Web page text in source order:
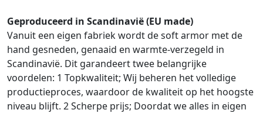
Geproduceerd in Scandinavië (EU made)
Vanuit een eigen fabriek wordt de soft armor met de
hand gesneden, genaaid en warmte-verzegeld in
Scandinavië. Dit garandeert twee belangrijke
voordelen: 1 Topkwaliteit; Wij beheren het volledige
productieproces, waardoor de kwaliteit op het hoogste
niveau blijft. 2 Scherpe prijs; Doordat we alles in eigen